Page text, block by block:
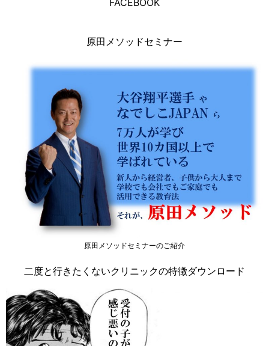
原田メソッドセミナー
原田メソッドセミナーのご紹介
二度と行きたくないクリニックの特徴ダウンロード